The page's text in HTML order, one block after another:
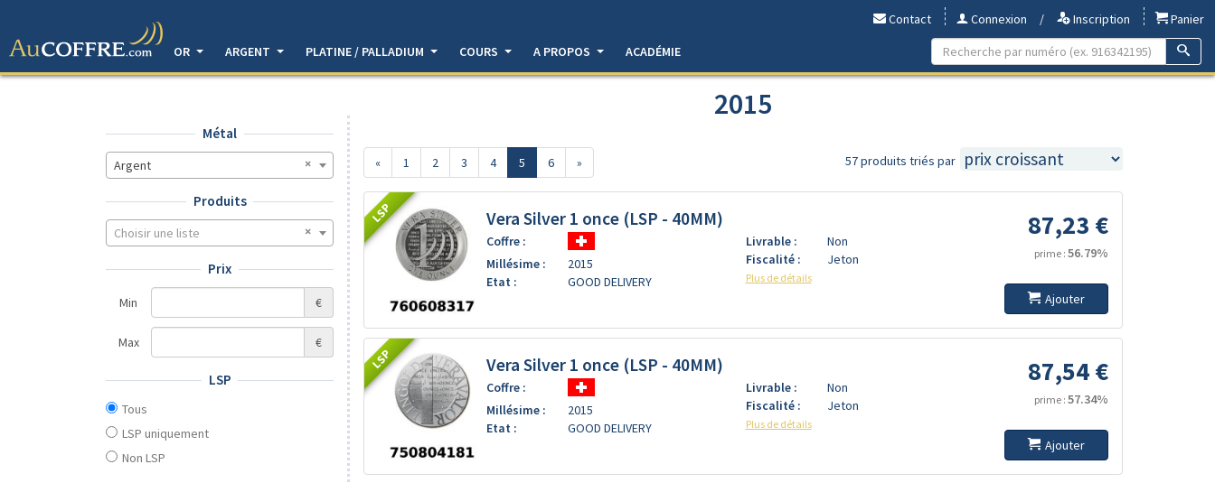
Contact Connexion / Inscription
Panier
OR
ARGENT PLATINE / PALLADIUM COURS A PROPOS ACADÉMIE
Métal
Argent
Produits
Choisir une liste
Prix
Min €
Max €
LSP
Tous
LSP uniquement
Non LSP
2015
« 1 2 3 4 5 6 » 57 produits triés par
LSP Vera Silver 1 once (LSP - 40MM)
Coffre :
Millésime :
2015
Etat :
GOOD DELIVERY
Livrable :
Non
Fiscalité :
Jeton
Plus de détails
87,23 €
prime : 56.79%
Ajouter
LSP Vera Silver 1 once (LSP - 40MM)
Coffre :
Millésime :
2015
Etat :
GOOD DELIVERY
Livrable :
Non
Fiscalité :
Jeton
Plus de détails
87,54 €
prime : 57.34%
Ajouter